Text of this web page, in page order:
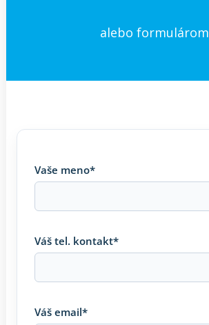
alebo formulárom
Vaše meno*
Váš tel. kontakt*
Váš email*